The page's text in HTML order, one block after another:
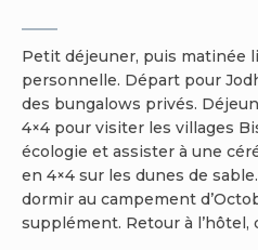
Petit déjeuner, puis matinée
personnelle. Départ pour
des bungalows privés.
4×4 pour visiter les villages
écologie et assister à une
en 4×4 sur les dunes de
dormir au campement
supplément. Retour à l’hôtel,